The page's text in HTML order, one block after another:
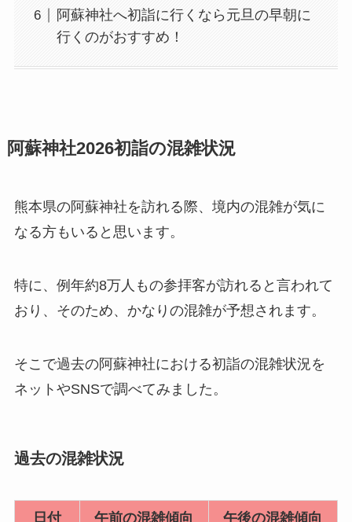
阿蘇神社へ初詣に行くなら元旦の早朝に
行くのがおすすめ！
阿蘇神社2026初詣の混雑状況
熊本県の阿蘇神社を訪れる際、境内の混雑が気に
なる方もいると思います。
特に、例年約8万人もの参拝客が訪れると言われて
おり、そのため、かなりの混雑が予想されます。
そこで過去の阿蘇神社における初詣の混雑状況を
ネットやSNSで調べてみました。
過去の混雑状況
日付 午前の混雑傾向 午後の混雑傾向